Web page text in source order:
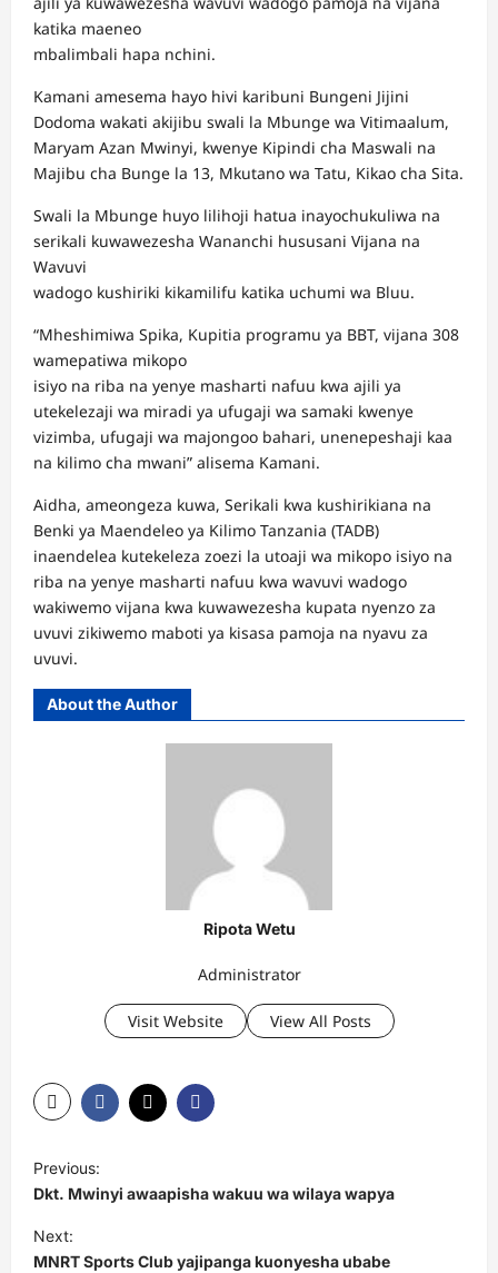
katika maeneo
mbalimbali hapa nchini.
Kamani amesema hayo hivi karibuni Bungeni Jijini
Dodoma wakati akijibu swali la Mbunge wa Vitimaalum,
Maryam Azan Mwinyi, kwenye Kipindi cha Maswali na
Majibu cha Bunge la 13, Mkutano wa Tatu, Kikao cha Sita.
Swali la Mbunge huyo lilihoji hatua inayochukuliwa na
serikali kuwawezesha Wananchi hususani Vijana na
Wavuvi
wadogo kushiriki kikamilifu katika uchumi wa Bluu.
“Mheshimiwa Spika, Kupitia programu ya BBT, vijana 308
wamepatiwa mikopo
isiyo na riba na yenye masharti nafuu kwa ajili ya
utekelezaji wa miradi ya ufugaji wa samaki kwenye
vizimba, ufugaji wa majongoo bahari, unenepeshaji kaa
na kilimo cha mwani” alisema Kamani.
Aidha, ameongeza kuwa, Serikali kwa kushirikiana na
Benki ya Maendeleo ya Kilimo Tanzania (TADB)
inaendelea kutekeleza zoezi la utoaji wa mikopo isiyo na
riba na yenye masharti nafuu kwa wavuvi wadogo
wakiwemo vijana kwa kuwawezesha kupata nyenzo za
uvuvi zikiwemo maboti ya kisasa pamoja na nyavu za
uvuvi.
About the Author
Ripota Wetu
Administrator
Visit Website View All Posts
o
s
t
Previous:
Dkt. Mwinyi awaapisha wakuu wa wilaya wapya
Next:
MNRT Sports Club yajipanga kuonyesha ubabe